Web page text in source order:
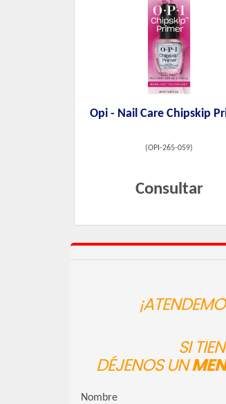
Opi - Nail Care Chipskip
(OPI-265-059)
Consultar
SI
DÉJENOS UN
Nombre